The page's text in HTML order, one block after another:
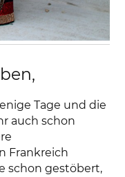
Tage und die
auch schon
Frankreich
schon gestöbert,